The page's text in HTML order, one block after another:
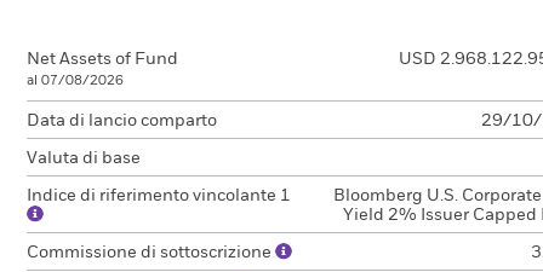
Net Assets of Fund
al 07/08/2026
USD
Data di lancio comparto 29/10/
Valuta di base
Indice di riferimento vincolante 1
Bloomberg U.S.
Yield 2% Issuer Capped
Commissione di sottoscrizione